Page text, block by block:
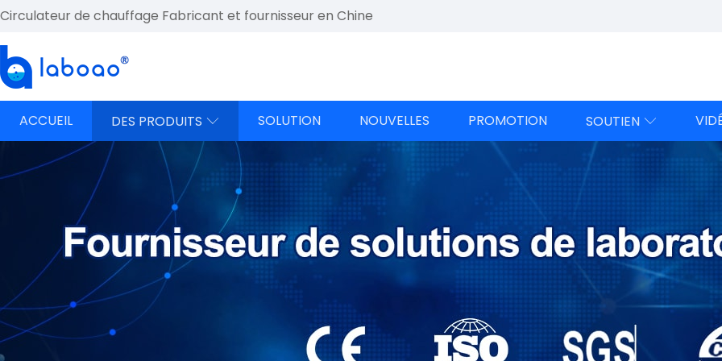
Circulateur de chauffage Fabricant et fournisseur en Chine
ACCUEIL DES PRODUITS  SOLUTION NOUVELLES PROMOTION SOUTIEN 